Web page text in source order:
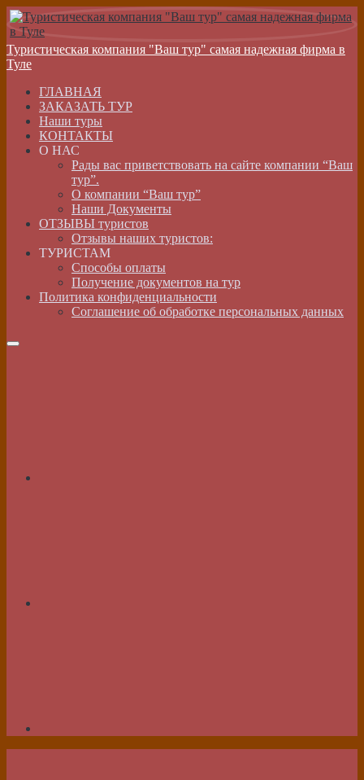
Туристическая компания "Ваш тур" самая надежная фирма в
Туле
ГЛАВНАЯ
ЗАКАЗАТЬ ТУР
Наши туры
КОНТАКТЫ
О НАС
Рады вас приветствовать на сайте компании “Ваш
тур”.
О компании “Ваш тур”
Наши Документы
ОТЗЫВЫ туристов
Отзывы наших туристов:
ТУРИСТАМ
Способы оплаты
Получение документов на тур
Политика конфиденциальности
Соглашение об обработке персональных данных